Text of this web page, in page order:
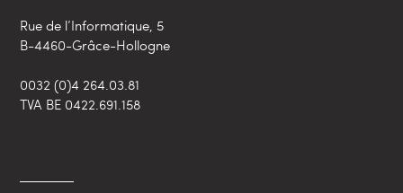
Rue de l’Informatique, 5
B-4460-Grâce-Hollogne
0032 (0)4 264.03.81
TVA BE 0422.691.158